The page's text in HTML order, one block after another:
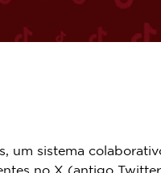
sistema